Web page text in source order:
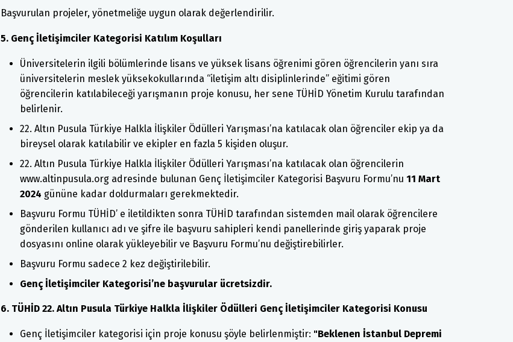
Başvurulan projeler, yönetmeliğe uygun olarak değerlendirilir.
5. Genç İletişimciler Kategorisi Katılım Koşulları
Üniversitelerin ilgili bölümlerinde lisans ve yüksek lisans öğrenimi gören öğrencilerin yanı sıra
üniversitelerin meslek yüksekokullarında “iletişim altı disiplinlerinde” eğitimi gören
öğrencilerin katılabileceği yarışmanın proje konusu, her sene TÜHİD Yönetim Kurulu tarafından
belirlenir.
22. Altın Pusula Türkiye Halkla İlişkiler Ödülleri Yarışması’na katılacak olan öğrenciler ekip ya da
bireysel olarak katılabilir ve ekipler en fazla 5 kişiden oluşur.
22. Altın Pusula Türkiye Halkla İlişkiler Ödülleri Yarışması’na katılacak olan öğrencilerin
www.altinpusula.org adresinde bulunan Genç İletişimciler Kategorisi Başvuru Formu’nu 11 Mart
2024 gününe kadar doldurmaları gerekmektedir.
Başvuru Formu TÜHİD’ e iletildikten sonra TÜHİD tarafından sistemden mail olarak öğrencilere
gönderilen kullanıcı adı ve şifre ile başvuru sahipleri kendi panellerinde giriş yaparak proje
dosyasını online olarak yükleyebilir ve Başvuru Formu’nu değiştirebilirler.
Başvuru Formu sadece 2 kez değiştirilebilir.
Genç İletişimciler Kategorisi’ne başvurular ücretsizdir.
6. TÜHİD 22. Altın Pusula Türkiye Halkla İlişkiler Ödülleri Genç İletişimciler Kategorisi Konusu
Genç İletişimciler kategorisi için proje konusu şöyle belirlenmiştir: "Beklenen İstanbul Depremi